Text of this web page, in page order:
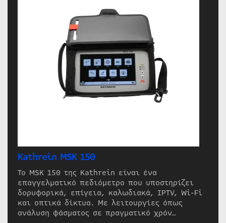
Kathrein MSK 150
Το MSK 150 της Kathrein είναι ένα
επαγγελματικό πεδιόμετρο που υποστηρίζει
δορυφορικά, επίγεια, καλωδιακά, IPTV, Wi-Fi
και οπτικά δίκτυα. Με λειτουργίες όπως
ανάλυση φάσματος σε πραγματικό χρόν…